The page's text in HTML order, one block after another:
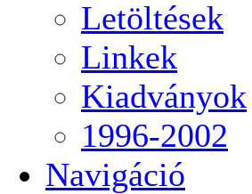
Letöltések
Linkek
Kiadványok
1996-2002
Navigáció